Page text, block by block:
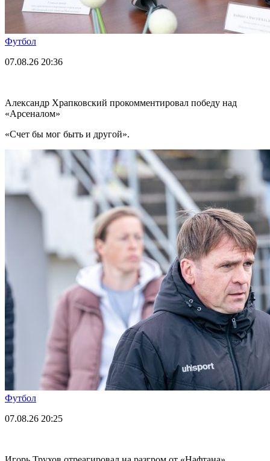
Футбол
07.08.26 20:36
Александр Храпковский прокомментировал победу над
«Арсеналом»
«Счет бы мог быть и другой».
Футбол
07.08.26 20:25